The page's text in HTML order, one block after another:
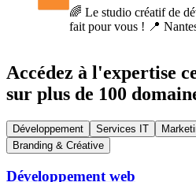
🌈 Le studio créatif de
fait pour vous ! 📍
Accédez à l'expertise
sur plus de 100
Développement Services IT
Branding & Créative
Développement web